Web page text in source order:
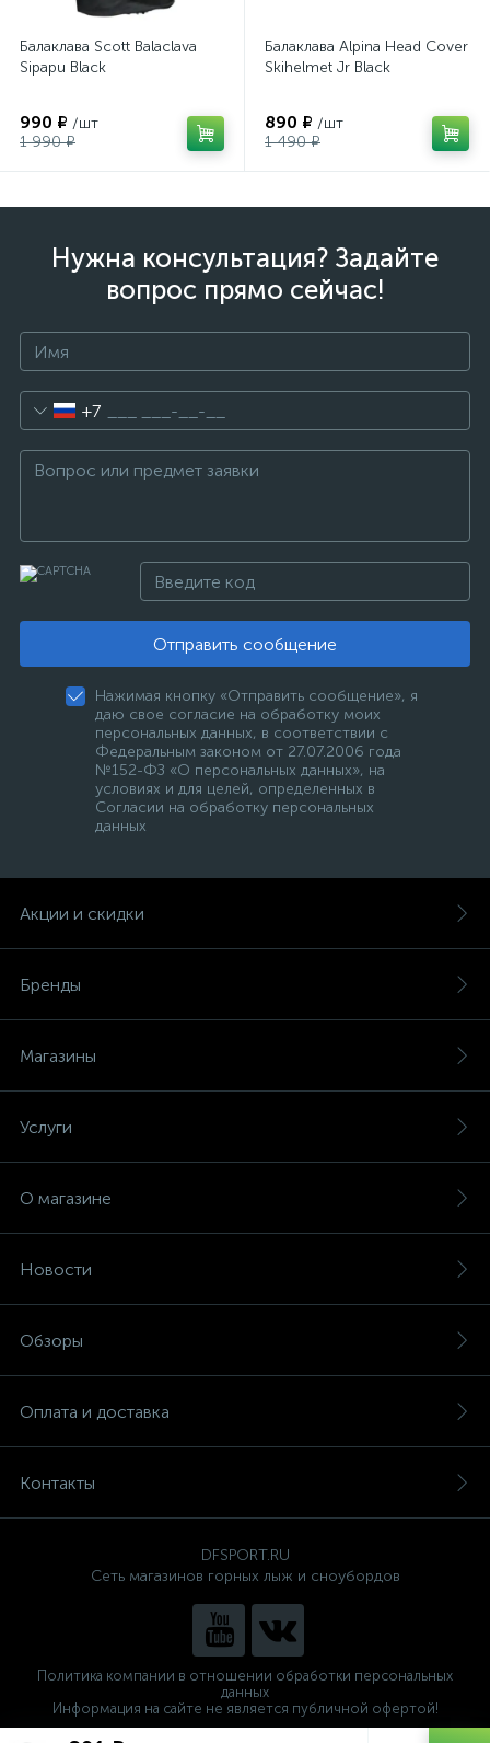
Балаклава Scott Balaclava
Sipapu Black
990 ₽ /шт
1 990 ₽
Балаклава Alpina Head Cover
Skihelmet Jr Black
890 ₽ /шт
1 490 ₽
Нужна консультация? Задайте
вопрос прямо сейчас!
+7
Отправить сообщение
Нажимая кнопку «Отправить сообщение», я
даю свое согласие на обработку моих
персональных данных, в соответствии с
Федеральным законом от 27.07.2006 года
№152-ФЗ «О персональных данных», на
условиях и для целей, определенных в
Согласии на обработку персональных
данных
Акции и скидки
Бренды
Магазины
Услуги
О магазине
Новости
Обзоры
Оплата и доставка
Контакты
DFSPORT.RU
Сеть магазинов горных лыж и сноубордов
Политика компании в отношении обработки персональных
данных
Информация на сайте не является публичной офертой!